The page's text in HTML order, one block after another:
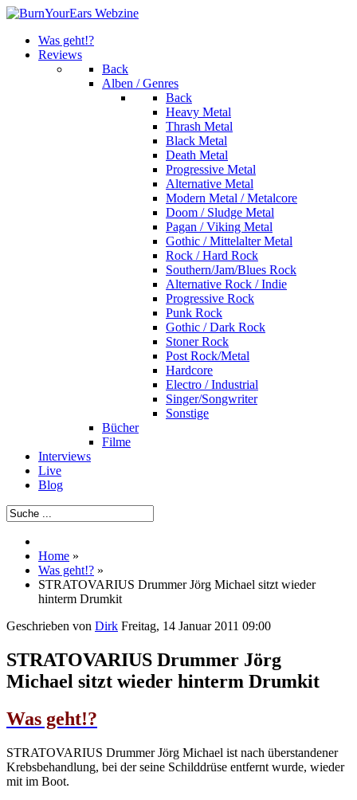
Was geht!?
Reviews
Back
Alben / Genres
Back
Heavy Metal
Thrash Metal
Black Metal
Death Metal
Progressive Metal
Alternative Metal
Modern Metal / Metalcore
Doom / Sludge Metal
Pagan / Viking Metal
Gothic / Mittelalter Metal
Rock / Hard Rock
Southern/Jam/Blues Rock
Alternative Rock / Indie
Progressive Rock
Punk Rock
Gothic / Dark Rock
Stoner Rock
Post Rock/Metal
Hardcore
Electro / Industrial
Singer/Songwriter
Sonstige
Bücher
Filme
Interviews
Live
Blog
Home »
Was geht!? »
STRATOVARIUS Drummer Jörg Michael sitzt wieder
hinterm Drumkit
Geschrieben von Dirk Freitag, 14 Januar 2011 09:00
STRATOVARIUS Drummer Jörg
Michael sitzt wieder hinterm Drumkit
Was geht!?
STRATOVARIUS Drummer Jörg Michael ist nach überstandener
Krebsbehandlung, bei der seine Schilddrüse entfernt wurde, wieder
mit im Boot.